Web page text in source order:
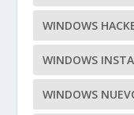
WINDOWS
WINDOWS
WINDOWS